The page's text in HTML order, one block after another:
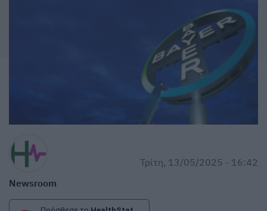
Newsroom
Τρίτη, 13/05/2025 - 16:42